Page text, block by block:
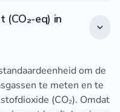
(CO₂-eq) in
om de
te meten en te
(CO₂). Omdat